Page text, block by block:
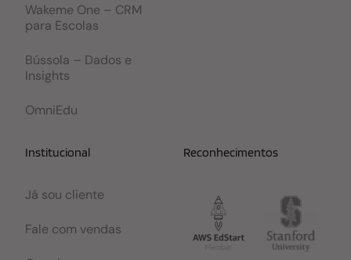
Wakeme One – CRM
para Escolas
Bússola – Dados e
Insights
OmniEdu
Institucional
Já sou cliente
Fale com vendas
Reconhecimentos